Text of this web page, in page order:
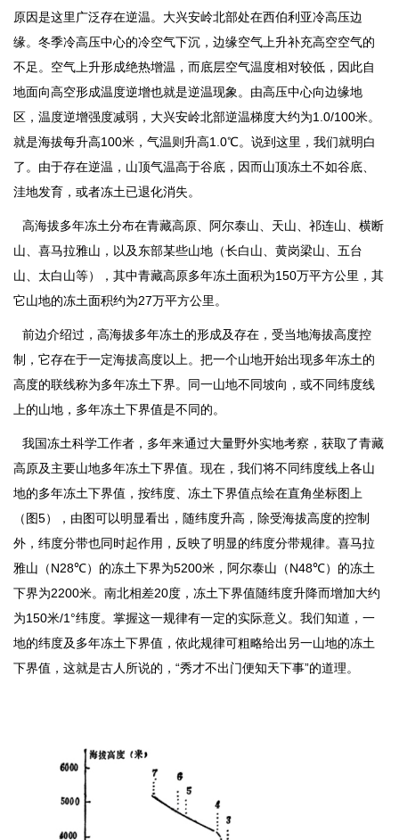
原因是这里广泛存在逆温。大兴安岭北部处在西伯利亚冷高压边
缘。冬季冷高压中心的冷空气下沉，边缘空气上升补充高空空气的
不足。空气上升形成绝热增温，而底层空气温度相对较低，因此自
地面向高空形成温度逆增也就是逆温现象。由高压中心向边缘地
区，温度逆增强度减弱，大兴安岭北部逆温梯度大约为1.0/100米。
就是海拔每升高100米，气温则升高1.0℃。说到这里，我们就明白
了。由于存在逆温，山顶气温高于谷底，因而山顶冻土不如谷底、
洼地发育，或者冻土已退化消失。
高海拔多年冻土分布在青藏高原、阿尔泰山、天山、祁连山、横断
山、喜马拉雅山，以及东部某些山地（长白山、黄岗梁山、五台
山、太白山等），其中青藏高原多年冻土面积为150万平方公里，其
它山地的冻土面积约为27万平方公里。
前边介绍过，高海拔多年冻土的形成及存在，受当地海拔高度控
制，它存在于一定海拔高度以上。把一个山地开始出现多年冻土的
高度的联线称为多年冻土下界。同一山地不同坡向，或不同纬度线
上的山地，多年冻土下界值是不同的。
我国冻土科学工作者，多年来通过大量野外实地考察，获取了青藏
高原及主要山地多年冻土下界值。现在，我们将不同纬度线上各山
地的多年冻土下界值，按纬度、冻土下界值点绘在直角坐标图上
（图5），由图可以明显看出，随纬度升高，除受海拔高度的控制
外，纬度分带也同时起作用，反映了明显的纬度分带规律。喜马拉
雅山（N28℃）的冻土下界为5200米，阿尔泰山（N48℃）的冻土
下界为2200米。南北相差20度，冻土下界值随纬度升降而增加大约
为150米/1°纬度。掌握这一规律有一定的实际意义。我们知道，一
地的纬度及多年冻土下界值，依此规律可粗略给出另一山地的冻土
下界值，这就是古人所说的，“秀才不出门便知天下事”的道理。